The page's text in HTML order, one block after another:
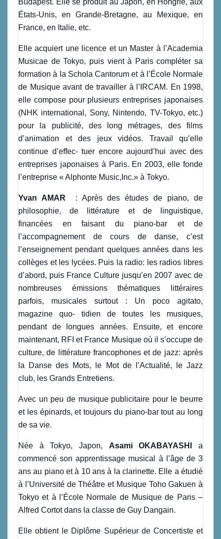
Budapest. Elle se produit au Japon, en Hongrie, aux
États-Unis, en Grande-Bretagne, au Mexique, en
France, en Italie, etc.
Elle acquiert une licence et un Master à l’Academia
Musicae de Tokyo, puis vient à Paris compléter sa
formation à la Schola Cantorum et à l’École Normale
de Musique avant de travailler à l’IRCAM. En 1998,
elle compose pour plusieurs entreprises japonaises
(NHK international, Sony, Nintendo, TV-Tokyo, etc.)
pour la publicité, des long métrages, des films
d’animation et des jeux vidéos. Travail qu’elle
continue d’effec- tuer encore aujourd’hui avec des
entreprises japonaises à Paris. En 2003, elle fonde
l’entreprise « Alphonte Music,Inc.» à Tokyo.
Yvan AMAR : Après des études de piano, de
philosophie, de littérature et de linguistique,
financées en faisant du piano-bar et de
l’accompagnement de cours de danse, c’est
l’enseignement pendant quelques années dans les
collèges et les lycées. Puis la radio: les radios libres
d’abord, puis France Culture jusqu’en 2007 avec de
nombreuses émissions thématiques littéraires
parfois, musicales surtout : Un poco agitato,
magazine quo- tidien de toutes les musiques,
pendant de longues années. Ensuite, et encore
maintenant, RFI et France Musique où il s’occupe de
culture, de littérature francophones et de jazz: après
la Danse des Mots, le Mot de l’Actualité, le Jazz
club, les Grands Entretiens.
Avec un peu de musique publicitaire pour le beurre
et les épinards, et toujours du piano-bar tout au long
de sa vie.
Née à Tokyo, Japon, Asami OKABAYASHI
a
commencé son apprentissage musical à l’âge de 3
ans au piano et à 10 ans à la clarinette. Elle a étudié
à l’Université de Théâtre et Musique Toho Gakuen à
Tokyo et à l’École Normale de Musique de Paris –
Alfred Cortot dans la classe de Guy Dangain.
Elle obtient le Diplôme Supérieur de Concertiste et